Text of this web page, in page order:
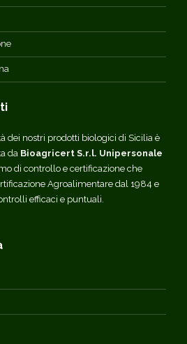
dei nostri prodotti biologici di Sicilia è
da Bioagricert S.r.l. Unipersonale
di controllo e certificazione che
Agroalimentare dal 1984 e
efficaci e puntuali.